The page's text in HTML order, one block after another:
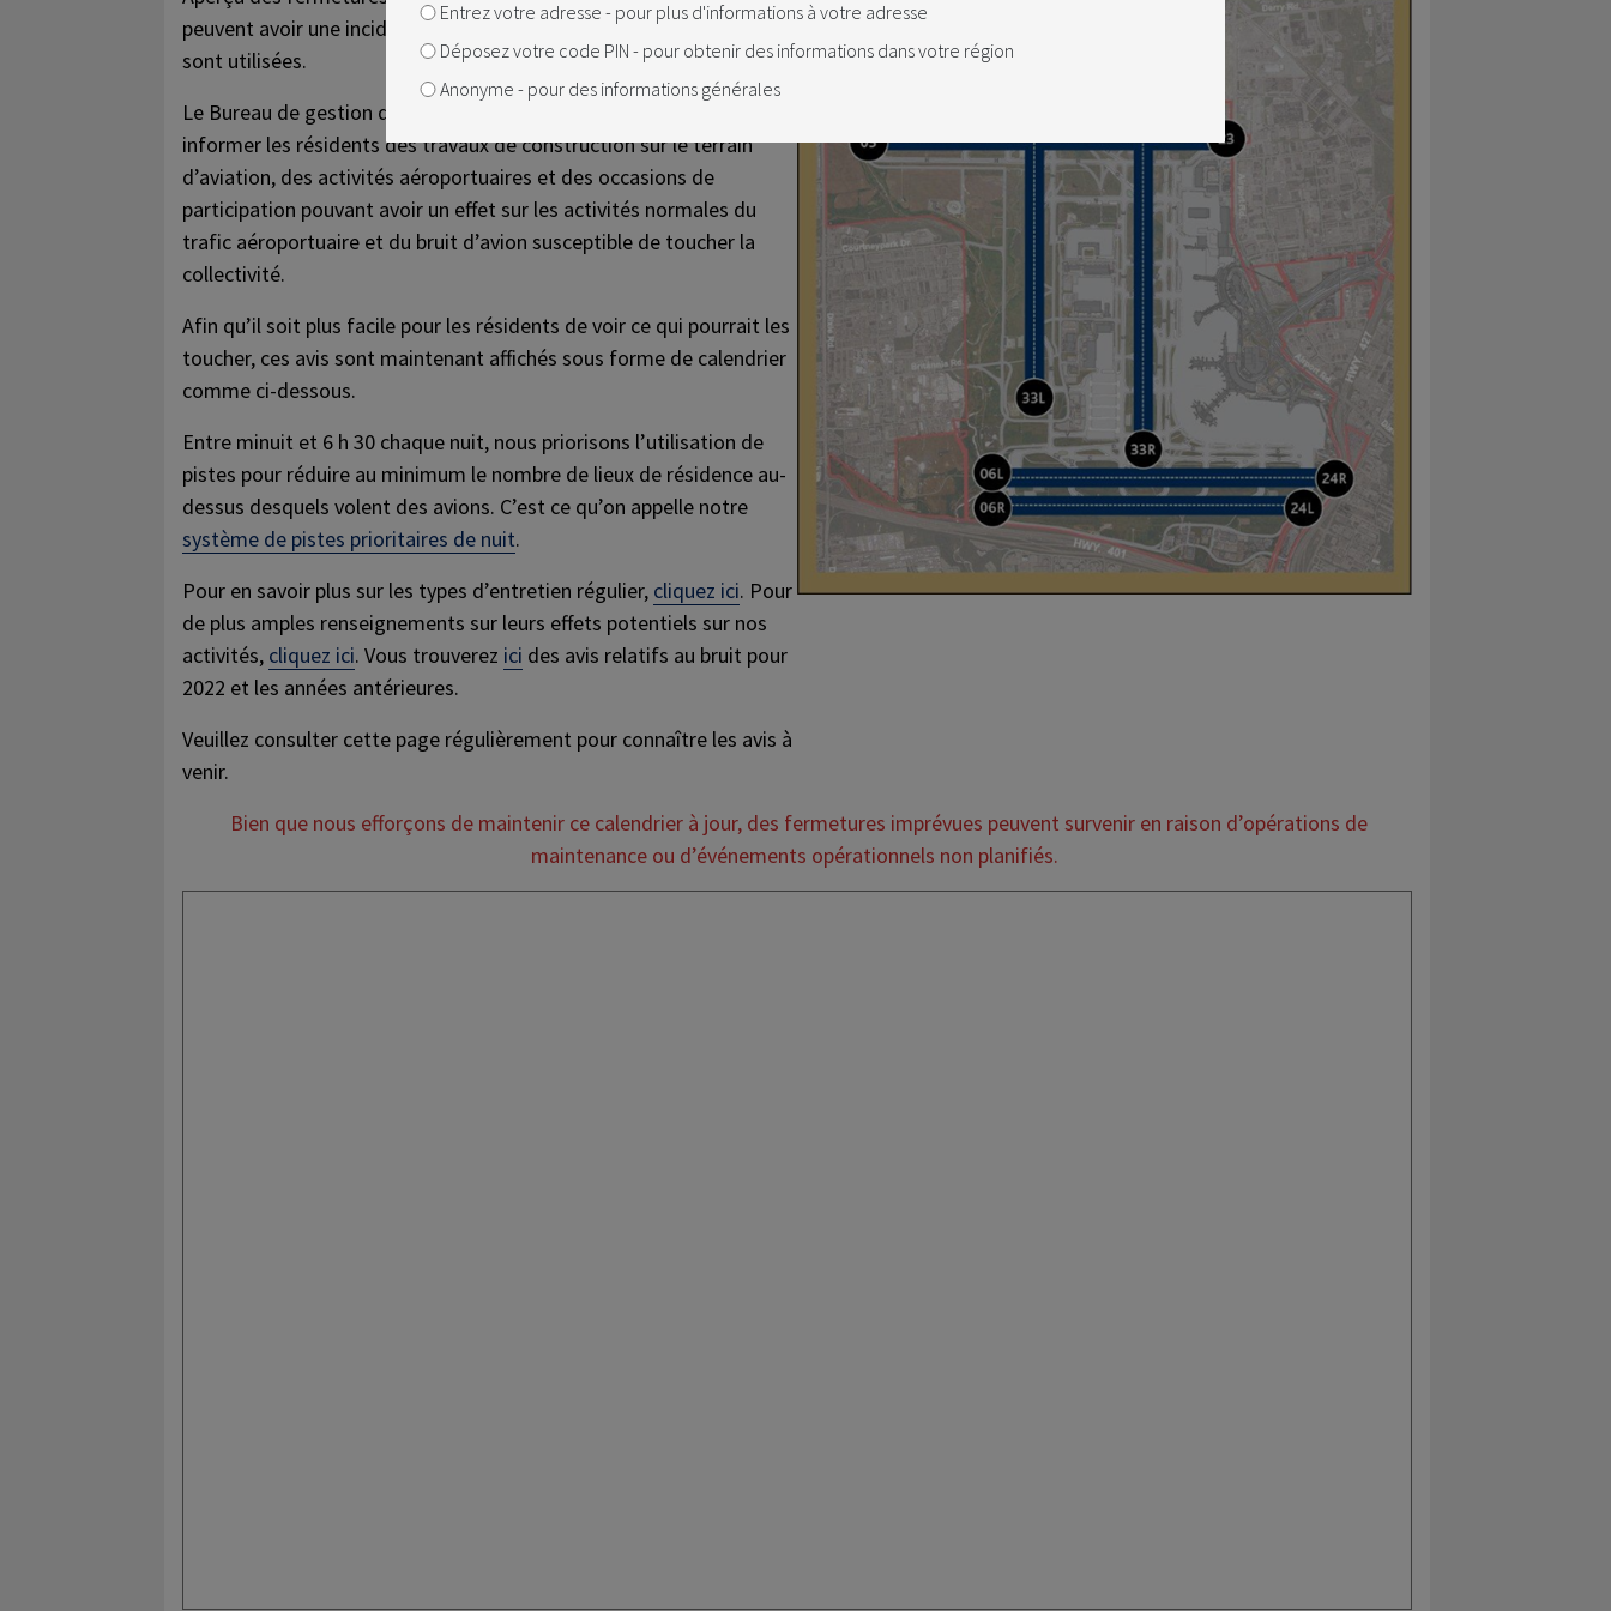
Entrez votre adresse - pour plus d'informations à votre adresse
Déposez votre code PIN - pour obtenir des informations dans votre région
Anonyme - pour des informations générales
peuvent avoir une incidence temporaire sur la façon dont les pistes
sont utilisées.
Le Bureau de gestion du bruit publie régulièrement des avis pour
informer les résidents des travaux de construction sur le terrain
d’aviation, des activités aéroportuaires et des occasions de
participation pouvant avoir un effet sur les activités normales du
trafic aéroportuaire et du bruit d’avion susceptible de toucher la
collectivité.
Afin qu’il soit plus facile pour les résidents de voir ce qui pourrait les
toucher, ces avis sont maintenant affichés sous forme de calendrier
comme ci-dessous.
Entre minuit et 6 h 30 chaque nuit, nous priorisons l’utilisation de
pistes pour réduire au minimum le nombre de lieux de résidence au-
dessus desquels volent des avions. C’est ce qu’on appelle notre
système de pistes prioritaires de nuit.
Pour en savoir plus sur les types d’entretien régulier, cliquez ici. Pour
de plus amples renseignements sur leurs effets potentiels sur nos
activités, cliquez ici. Vous trouverez ici des avis relatifs au bruit pour
2022 et les années antérieures.
Veuillez consulter cette page régulièrement pour connaître les avis à
venir.
Bien que nous efforçons de maintenir ce calendrier à jour, des fermetures imprévues peuvent survenir en raison d’opérations de
maintenance ou d’événements opérationnels non planifiés.